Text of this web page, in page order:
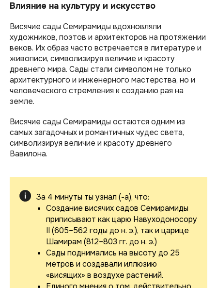
Влияние на культуру и искусство
Висячие сады Семирамиды вдохновляли
художников, поэтов и архитекторов на протяжении
веков. Их образ часто встречается в литературе и
живописи, символизируя величие и красоту
древнего мира. Сады стали символом не только
архитектурного и инженерного мастерства, но и
человеческого стремления к созданию рая на
земле.
Висячие сады Семирамиды остаются одним из
самых загадочных и романтичных чудес света,
символизируя величие и красоту древнего
Вавилона.
За 4 минуты ты узнал (-а), что:
Создание висячих садов Семирамиды
приписывают как царю Навуходоносору
II (605–562 годы до н. э.), так и царице
Шамирам (812–803 гг. до н. э.)
Сады поднимались на высоту до 25
метров и создавали иллюзию
«висящих» в воздухе растений.